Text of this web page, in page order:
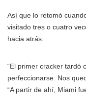
Así que lo retomó
visitado tres o cuatro
hacia atrás.
“El primer cracker tardó
perfeccionarse. Nos
“A partir de ahí, Miami